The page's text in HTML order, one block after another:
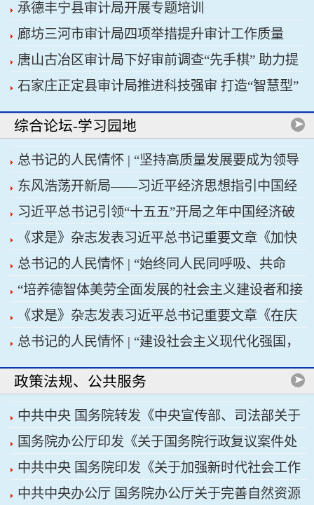
质量发展
承德丰宁县审计局开展专题培训
廊坊三河市审计局四项举措提升审计工作质量
唐山古冶区审计局下好审前调查“先手棋” 助力提
升项目质效
石家庄正定县审计局推进科技强审 打造“智慧型”
审计机关
综合论坛-学习园地
总书记的人民情怀 | “坚持高质量发展要成为领导
干部政绩观的重要内容”
东风浩荡开新局——习近平经济思想指引中国经
济高质量发展行稳致远
习近平总书记引领“十五五”开局之年中国经济破
浪前行
《求是》杂志发表习近平总书记重要文章《加快
建设健康中国》
总书记的人民情怀 | “始终同人民同呼吸、共命
运、心连心”
“培养德智体美劳全面发展的社会主义建设者和接
班人”——习近平总书记的重要论述指引基础教育
改革发展开创新局面
《求是》杂志发表习近平总书记重要文章《在庆
祝中国共产党成立105周年大会上的讲话》
总书记的人民情怀 | “建设社会主义现代化强国，
关键在科技自立自强”
政策法规、公共服务
中共中央 国务院转发《中央宣传部、司法部关于
开展法治宣传教育的第九个五年规划（2026——
2030年）》
国务院办公厅印发《关于国务院行政复议案件处
理程序的若干规定》
中共中央 国务院印发《关于加强新时代社会工作
的意见》
中共中央办公厅 国务院办公厅关于完善自然资源